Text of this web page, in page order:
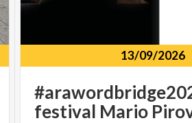
13/09/2026
festival Mario